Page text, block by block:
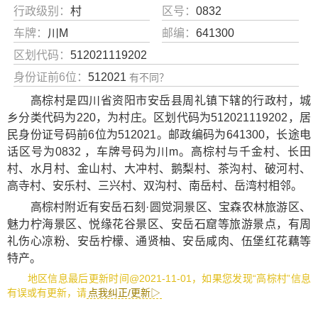
行政级别： 村 区号：0832
车牌： 川M 邮编：641300
区划代码： 512021119202
身份证前6位： 512021 有不同？
高棕村是四川省资阳市安岳县周礼镇下辖的行政村，城
乡分类代码为220，为村庄。区划代码为512021119202，居
民身份证号码前6位为512021。邮政编码为641300，长途电
话区号为0832 ，车牌号码为川m。高棕村与千金村、长田
村、水月村、金山村、大冲村、鹅梨村、茶沟村、破河村、
高寺村、安乐村、三兴村、双沟村、南岳村、岳湾村相邻。
高棕村附近有安岳石刻·圆觉洞景区、 宝森农林旅游区、
魅力柠海景区、悦缘花谷景区、 安岳石窟等旅游景点，有周
礼伤心凉粉、 安岳柠檬、通贤柚、 安岳咸肉、 伍堡红花藕等
特产。
地区信息最后更新时间@2021-11-01，如果您发现“高棕村”信息
有误或有更新，请 点我纠正/更新▷